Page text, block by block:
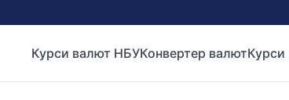
Курси валют НБУКонвертер валютКурси